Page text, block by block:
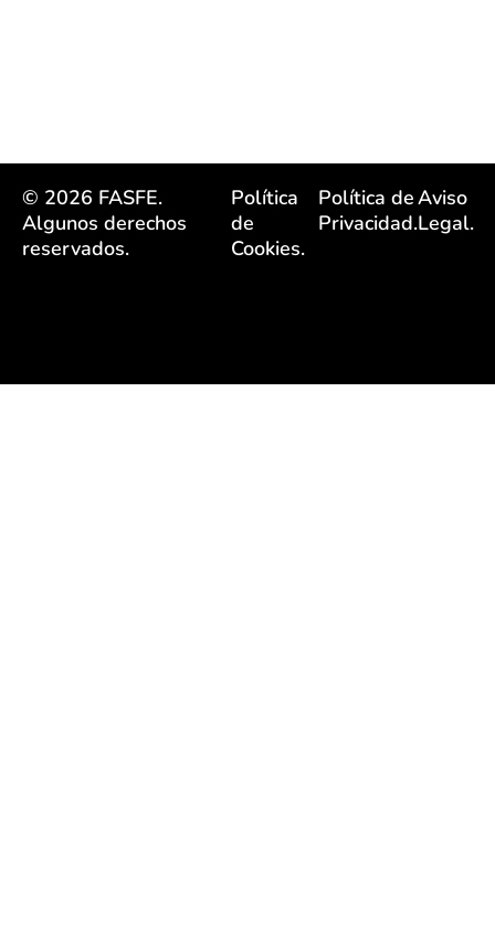
© 2026 FASFE.
Algunos derechos
reservados.
Política
de
Cookies.
Política de
Privacidad.
Aviso
Legal.